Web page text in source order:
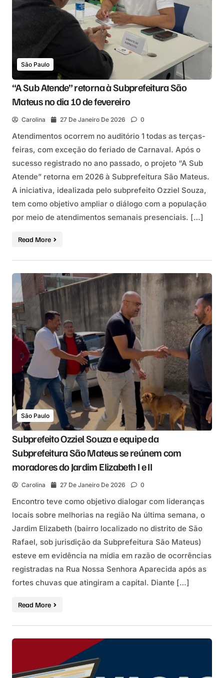
São Paulo
“A Sub Atende” retorna à Subprefeitura São
Mateus no dia 10 de fevereiro
Carolina 27 De Janeiro De 2026 0
Atendimentos ocorrem no auditório 1 todas as terças-
feiras, com exceção do feriado de Carnaval. Após o
sucesso registrado no ano passado, o projeto “A Sub
Atende” retorna em 2026 à Subprefeitura São Mateus.
A iniciativa, idealizada pelo subprefeito Ozziel Souza,
tem como objetivo ampliar o diálogo com a população
por meio de atendimentos semanais presenciais. […]
Read More
São Paulo
Subprefeito Ozziel Souza e equipe da
Subprefeitura São Mateus se reúnem com
moradores do Jardim Elizabeth I e II
Carolina 27 De Janeiro De 2026 0
Encontro teve como objetivo dialogar com lideranças
locais sobre melhorias na região Na última semana, o
Jardim Elizabeth (bairro localizado no distrito de São
Rafael, sob jurisdição da Subprefeitura São Mateus)
esteve em evidência na mídia em razão de ocorrências
registradas na Rua Nossa Senhora Aparecida após as
fortes chuvas que atingiram a capital. Diante […]
Read More